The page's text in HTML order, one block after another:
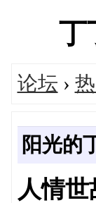
丁
论坛 ›
阳光的
人情